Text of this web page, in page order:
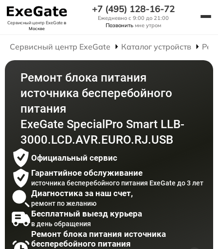
Сервисный центр ExeGateв
Москве
+7 (495) 128-16-72
Ежедневно с 9:00 до 21:00
Позвонить мне утром
Сервисный центр ExeGate Каталог устройств
Ремонт блока питания
источника бесперебойного
питания
ExeGate SpecialPro Smart LLB-
3000.LCD.AVR.EURO.RJ.USB
Официальный сервис
Гарантийное обслуживание
источника бесперебойного питания ExeGate до 3 лет
Диагностика за наш счет,
ремонт по желанию
Бесплатный выезд курьера
в день обращения
Ремонт блока питания источника
бесперебойного питания